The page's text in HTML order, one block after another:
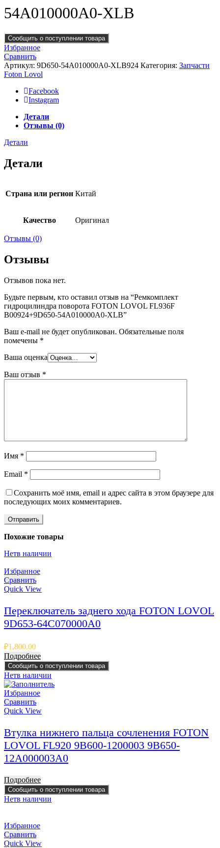
54A010000A0-XLB
Сообщить о поступлении товара
Избранное
Сравнить
Артикул: 9D650-54A010000A0-XLB924 Категория: Запчасти
Foton Lovol
Facebook
Instagram
Детали
Отзывы (0)
Детали
Детали
Страна или регион Китай
Качество Оригинал
Отзывы (0)
Отзывы
Отзывов пока нет.
Будьте первым, кто оставил отзыв на “Ремкомплект
гидроцилиндра поворота FOTON LOVOL FL936F
B00924+9D650-54A010000A0-XLB”
Ваш e-mail не будет опубликован. Обязательные поля
помечены *
Ваша оценка
Ваш отзыв *
Имя *
Email *
Сохранить моё имя, email и адрес сайта в этом браузере для
последующих моих комментариев.
Похожие товары
Нетв наличии
Избранное
Сравнить
Quick View
Переключатель заднего хода FOTON LOVOL
9D653-64C070000A0
₽1,800.00
Подробнее
Сообщить о поступлении товара
Нетв наличии
Избранное
Сравнить
Quick View
Втулка нижнего пальца сочленения FOTON
LOVOL FL920 9B600-1200003 9B650-
12A000003A0
Подробнее
Сообщить о поступлении товара
Нетв наличии
Избранное
Сравнить
Quick View